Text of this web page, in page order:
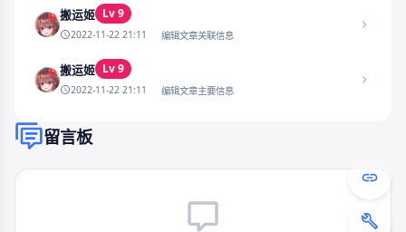
搬运姬 Lv 9
2022-11-22 21:11 编辑文章关联信息
搬运姬 Lv 9
2022-11-22 21:11 编辑文章主要信息
留言板